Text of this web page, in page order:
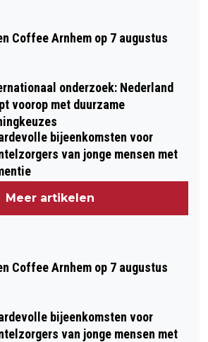
Coffee Arnhem op 7 augustus
onderzoek: Nederland
voorop met duurzame
bijeenkomsten voor
van jonge mensen met
Meer artikelen
Coffee Arnhem op 7 augustus
bijeenkomsten voor
van jonge mensen met